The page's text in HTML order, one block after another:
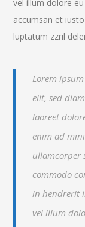
vel illum dolore
accumsan et
luptatum zzril
Lorem
elit, sed
laoreet
enim ad
ullamcorper
commodo
in hendrerit
vel illum